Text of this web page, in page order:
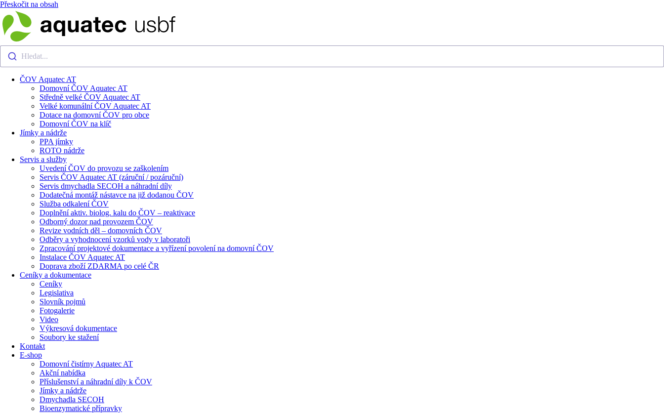
Přeskočit na obsah
Hledat...
ČOV Aquatec AT
Domovní ČOV Aquatec AT
Středně velké ČOV Aquatec AT
Velké komunální ČOV Aquatec AT
Dotace na domovní ČOV pro obce
Domovní ČOV na klíč
Jímky a nádrže
PPA jímky
ROTO nádrže
Servis a služby
Uvedení ČOV do provozu se zaškolením
Servis ČOV Aquatec AT (záruční / pozáruční)
Servis dmychadla SECOH a náhradní díly
Dodatečná montáž nástavce na již dodanou ČOV
Služba odkalení ČOV
Doplnění aktiv. biolog. kalu do ČOV – reaktivace
Odborný dozor nad provozem ČOV
Revize vodních děl – domovních ČOV
Odběry a vyhodnocení vzorků vody v laboratoři
Zpracování projektové dokumentace a vyřízení povolení na domovní ČOV
Instalace ČOV Aquatec AT
Doprava zboží ZDARMA po celé ČR
Ceníky a dokumentace
Ceníky
Legislativa
Slovník pojmů
Fotogalerie
Video
Výkresová dokumentace
Soubory ke stažení
Kontakt
E-shop
Domovní čistírny Aquatec AT
Akční nabídka
Příslušenství a náhradní díly k ČOV
Jímky a nádrže
Dmychadla SECOH
Bioenzymatické přípravky